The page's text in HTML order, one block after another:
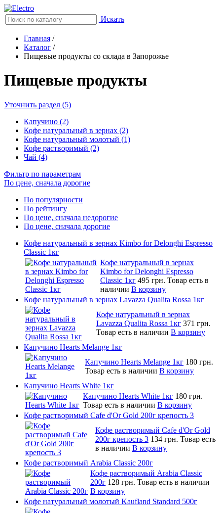
Искать
Главная /
Каталог /
Пищевые продукты со склада в Запорожье
Пищевые продукты
Уточнить раздел (5)
Капучино (2)
Кофе натуральный в зернах (2)
Кофе натуральный молотый (1)
Кофе растворимый (2)
Чай (4)
Фильтр по параметрам
По цене, сначала дорогие
По популярности
По рейтингу
По цене, сначала недорогие
По цене, сначала дорогие
Кофе натуральный в зернах Kimbo for Delonghi Espresso
Classic 1кг
Кофе натуральный в зернах
Kimbo for Delonghi Espresso
Classic 1кг 495 грн. Товар есть в
наличии В корзину
Кофе натуральный в зернах Lavazza Qualita Rossa 1кг
Кофе натуральный в зернах
Lavazza Qualita Rossa 1кг 371 грн.
Товар есть в наличии В корзину
Капучино Hearts Melange 1кг
Капучино Hearts Melange 1кг 180 грн.
Товар есть в наличии В корзину
Капучино Hearts White 1кг
Капучино Hearts White 1кг 180 грн.
Товар есть в наличии В корзину
Кофе растворимый Cafe d'Or Gold 200г крепость 3
Кофе растворимый Cafe d'Or Gold
200г крепость 3 134 грн. Товар есть
в наличии В корзину
Кофе растворимый Arabia Classic 200г
Кофе растворимый Arabia Classic
200г 128 грн. Товар есть в наличии
В корзину
Кофе натуральный молотый Kaufland Standard 500г